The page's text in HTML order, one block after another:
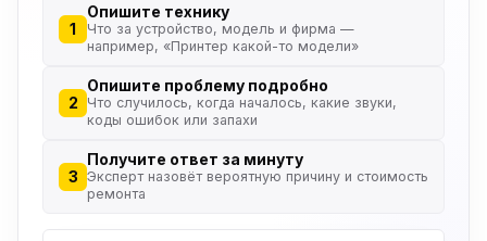
1
Опишите технику
Что за устройство, модель и фирма —
например, «Принтер какой-то модели»
2
Опишите проблему подробно
Что случилось, когда началось, какие звуки,
коды ошибок или запахи
3
Получите ответ за минуту
Эксперт назовёт вероятную причину и стоимость
ремонта